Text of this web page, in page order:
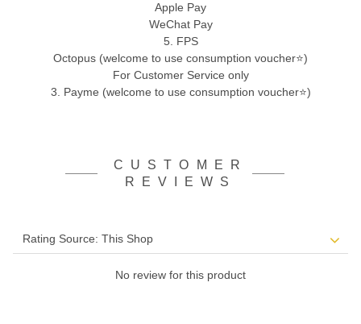
Apple Pay
WeChat Pay
5. FPS
Octopus (welcome to use consumption voucher⭐)
For Customer Service only
3. Payme (welcome to use consumption voucher⭐)
CUSTOMER
REVIEWS
No review for this product